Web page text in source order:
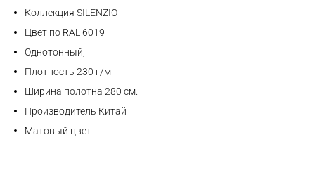
Коллекция SILENZIO
Цвет по RAL 6019
Однотонный,
Плотность 230 г/м
Ширина полотна 280 см.
Производитель Китай
Матовый цвет
Telegram